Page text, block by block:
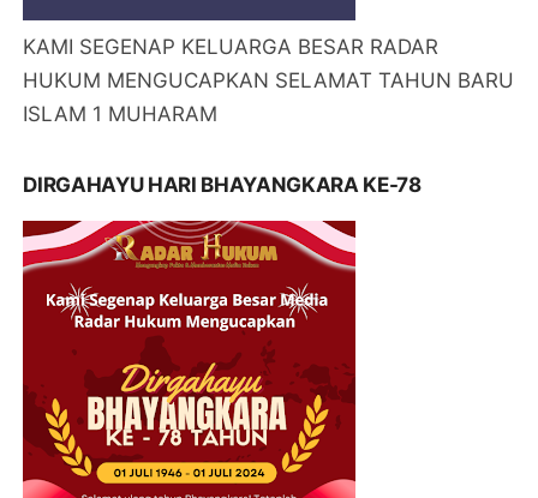
KAMI SEGENAP KELUARGA BESAR RADAR
HUKUM MENGUCAPKAN SELAMAT TAHUN BARU
ISLAM 1 MUHARAM
DIRGAHAYU HARI BHAYANGKARA KE-78